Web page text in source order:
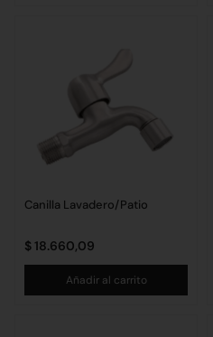
Canilla Lavadero/Patio
$ 18.660,09
Añadir al carrito